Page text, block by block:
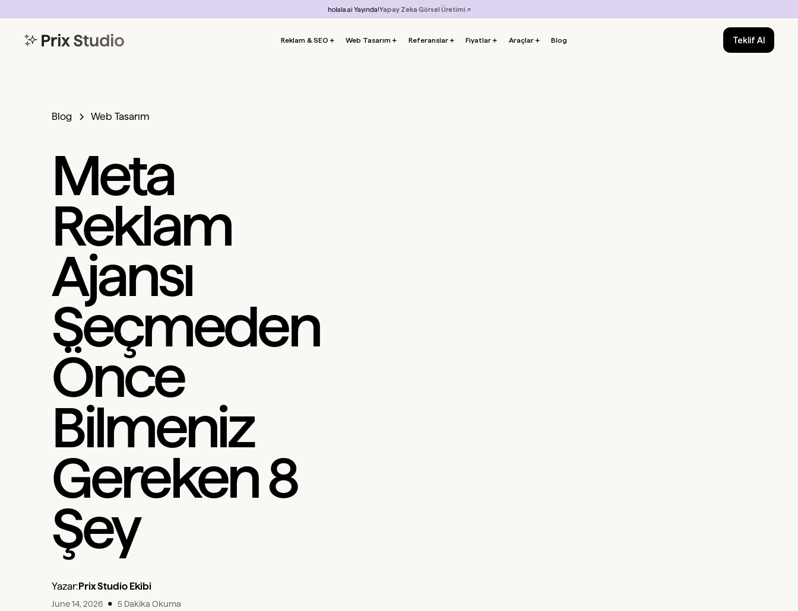
holala.ai Yayında!Yapay Zeka Görsel Üretimi ↗
Reklam & SEO ＋ Web Tasarım ＋ Referanslar＋ Fiyatlar ＋ Araçlar＋ Blog Teklif Al
Blog Web Tasarım
Meta
Reklam
Ajansı
Seçmeden
Önce
Bilmeniz
Gereken 8
Şey
Yazar: Prix Studio Ekibi
June 14, 2026 • 5 Dakika Okuma